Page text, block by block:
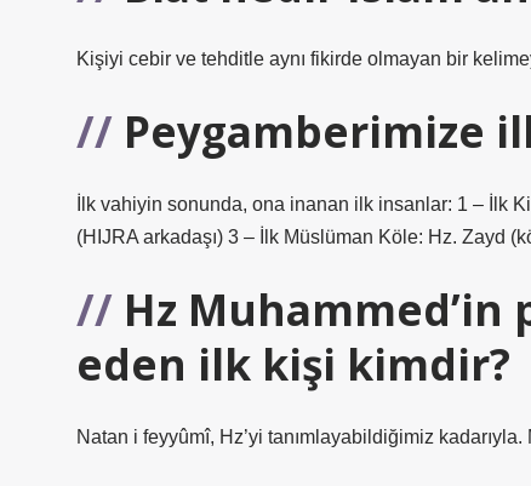
Kişiyi cebir ve tehditle aynı fikirde olmayan bir
Peygamberimize
İlk vahiyin sonunda, ona inanan ilk insanlar: 1 – İlk
(HIJRA arkadaşı) 3 – İlk Müslüman Köle: Hz. Zayd
Hz
eden ilk kişi kimdir?
Natan i feyyûmî, Hz’yi tanımlayabildiğimiz